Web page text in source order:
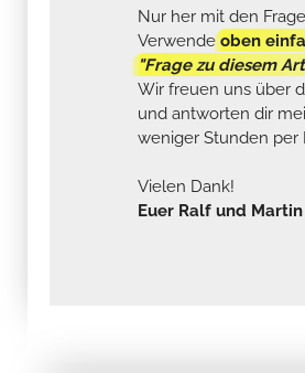
Nur her mit den
Verwendeoben
"Frage zu diesem
Wir freuen uns über
und antworten dir
weniger Stunden per
Vielen Dank!
Euer Ralf und Martin